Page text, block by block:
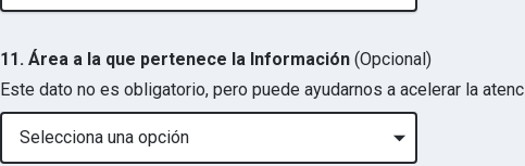
11. Área a la que pertenece la Información (Opcional)
Este dato no es obligatorio, pero puede ayudarnos a acelerar la
Selecciona una opción